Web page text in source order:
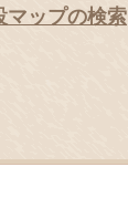
マップの検索